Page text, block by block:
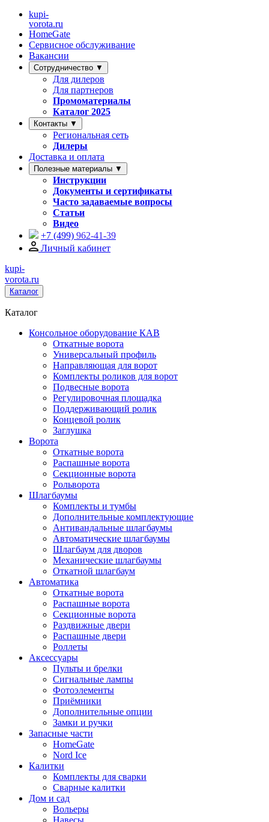
kupi-
vorota.ru
HomeGate
Сервисное обслуживание
Вакансии
Сотрудничество ▼
Для дилеров
Для партнеров
Промоматериалы
Каталог 2025
Контакты ▼
Региональная сеть
Дилеры
Доставка и оплата
Полезные материалы ▼
Инструкции
Документы и сертификаты
Часто задаваемые вопросы
Статьи
Видео
+7 (499) 962-41-39
Личный кабинет
kupi-
vorota.ru
Каталог
Каталог
Консольное оборудование КАВ
Откатные ворота
Универсальный профиль
Направляющая для ворот
Комплекты роликов для ворот
Подвесные ворота
Регулировочная площадка
Поддерживающий ролик
Концевой ролик
Заглушка
Ворота
Откатные ворота
Распашные ворота
Секционные ворота
Рольворота
Шлагбаумы
Комплекты и тумбы
Дополнительные комплектующие
Антивандальные шлагбаумы
Автоматические шлагбаумы
Шлагбаум для дворов
Механические шлагбаумы
Откатной шлагбаум
Автоматика
Откатные ворота
Распашные ворота
Секционные ворота
Раздвижные двери
Распашные двери
Роллеты
Аксессуары
Пульты и брелки
Сигнальные лампы
Фотоэлементы
Приёмники
Дополнительные опции
Замки и ручки
Запасные части
HomeGate
Nord Ice
Калитки
Комплекты для сварки
Сварные калитки
Дом и сад
Вольеры
Навесы